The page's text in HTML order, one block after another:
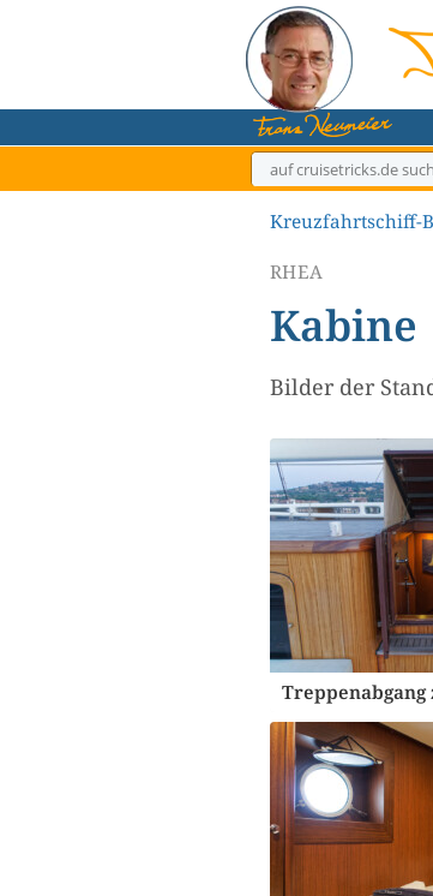
Kreuzfahrtschiff-
RHEA
Kabine
Bilder der
Treppenabgang